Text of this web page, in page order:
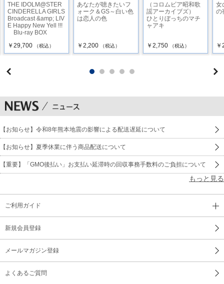
THE IDOLM@STER
CINDERELLA GIRLS
Broadcast &amp; LIV
E Happy New Yell !!!
Blu-ray BOX
￥29,700
（税込）
あなたが聴きたいフ
ォーク＆GS～白い色
は恋人の色
￥2,200 （税込）
（コロムビア昭和歌
謡アーカイブズ）
ひとりぼっちのマチ
ャアキ
￥2,750 （税込）
女
の
【お知らせ】令和8年熊本地震の影響による配送遅延について
【お知らせ】夏季休業に伴う商品配送について
【重要】「GMO後払い」お支払い延滞時の回収事務手数料のご負担について
もっと見る
ご利用ガイド
新規会員登録
メールマガジン登録
よくあるご質問